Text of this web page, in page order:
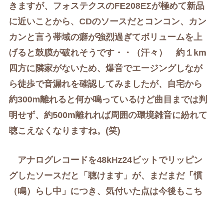
きますが、 フォステクスのFE208EΣが極めて新品
に近いことから、CDのソースだとコンコン、カン
カンと言う帯域の癖が強烈過ぎてボリュームを上
げると鼓膜が破れそうです・・（汗々）
約１km
四方に隣家がないため、爆音でエージングしなが
ら徒歩で音漏れを確認してみましたが、自宅から
約300m離れると何か鳴っているけど曲目までは判
明せず、約500m離れれば周囲の環境雑音に紛れて
聴こえなくなりますね。(笑)
アナログレコードを48kHz24ビットでリッピン
グしたソースだと「聴けます」が、まだまだ「慣
（鳴）らし中」につき、気付いた点は今後もこち